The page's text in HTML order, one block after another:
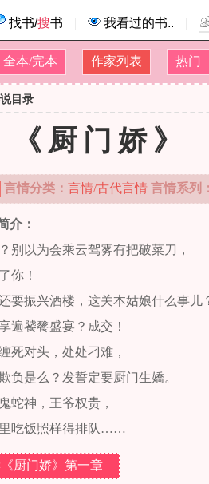
找书/搜书 我看过的书..
全本/完本 作家列表 热门
目录
《厨门娇》
言情分类： 言情/古代言情 言情系列：
介：
别以为会乘云驾雾有把破菜刀，
你！
要振兴酒楼，这关本姑娘什么事儿
遍饕餮盛宴？成交！
死对头，处处刁难，
负是么？发誓定要厨门生嬌。
蛇神，王爷权贵，
吃饭照样得排队……
厨门娇》第一章